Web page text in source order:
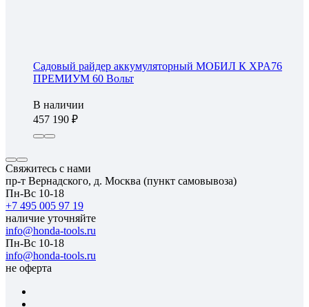
Садовый райдер аккумуляторный МОБИЛ К XPA76
ПРЕМИУМ 60 Вольт
В наличии
457 190
Свяжитесь с нами
пр-т Вернадского, д. Москва (пункт самовывоза)
Пн-Вс 10-18
+7 495 005 97 19
наличие уточняйте
info@honda-tools.ru
Пн-Вс 10-18
info@honda-tools.ru
не оферта